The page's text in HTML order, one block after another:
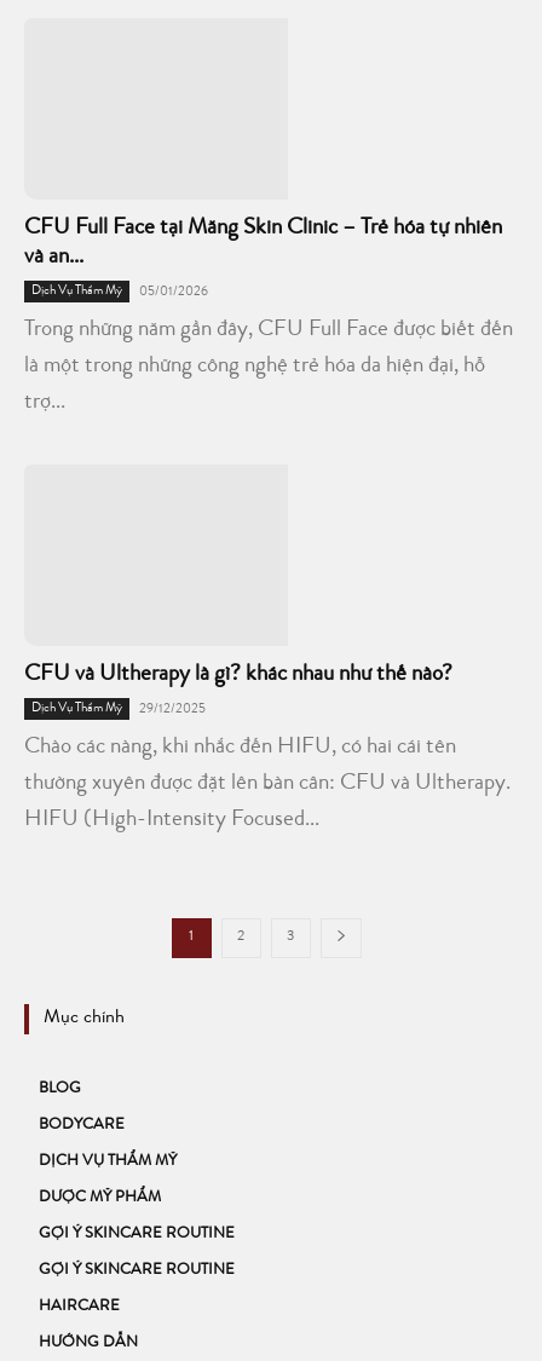
CFU Full Face tại Măng Skin Clinic – Trẻ hóa tự nhiên
và an...
Dịch Vụ Thẩm Mỹ 05/01/2026
Trong những năm gần đây, CFU Full Face được biết đến
là một trong những công nghệ trẻ hóa da hiện đại, hỗ
trợ...
CFU và Ultherapy là gì? khác nhau như thế nào?
Dịch Vụ Thẩm Mỹ 29/12/2025
Chào các nàng, khi nhắc đến HIFU, có hai cái tên
thường xuyên được đặt lên bàn cân: CFU và Ultherapy.
HIFU (High-Intensity Focused...
1 2 3
Mục chính
BLOG
BODYCARE
DỊCH VỤ THẨM MỸ
DƯỢC MỸ PHẨM
GỢI Ý SKINCARE ROUTINE
GỢI Ý SKINCARE ROUTINE
HAIRCARE
HƯỚNG DẪN